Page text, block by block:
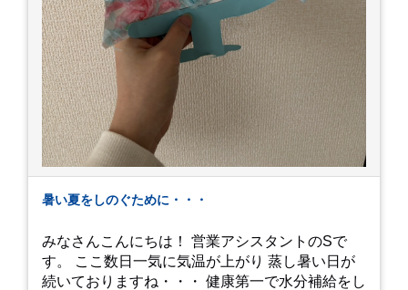
暑い夏をしのぐために・・・
みなさんこんにちは！ 営業アシスタントのSで
す。 ここ数日一気に気温が上がり 蒸し暑い日が
続いておりますね・・・ 健康第一で水分補給をし